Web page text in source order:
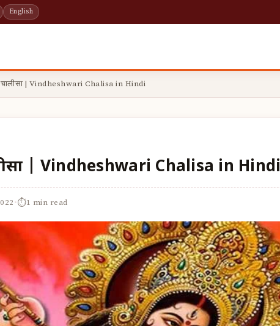
English
चालीसा | Vindheshwari Chalisa in Hindi
चालीसा | Vindheshwari Chalisa in Hindi
·⏱1 min read